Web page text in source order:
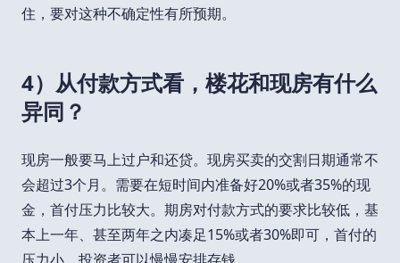
住，要对这种不确定性有所预期。
4）从付款方式看，楼花和现房有什么
异同？
现房一般要马上过户和还贷。现房买卖的交割日期通常不
会超过3个月。需要在短时间内准备好20%或者35%的现
金，首付压力比较大。期房对付款方式的要求比较低，基
本上一年、甚至两年之内凑足15%或者30%即可，首付的